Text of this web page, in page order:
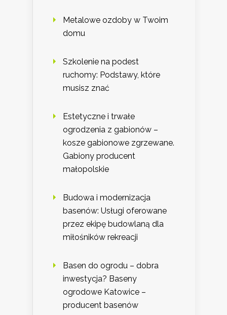
Metalowe ozdoby w Twoim
domu
Szkolenie na podest
ruchomy: Podstawy, które
musisz znać
Estetyczne i trwałe
ogrodzenia z gabionów –
kosze gabionowe zgrzewane.
Gabiony producent
małopolskie
Budowa i modernizacja
basenów: Usługi oferowane
przez ekipę budowlaną dla
miłośników rekreacji
Basen do ogrodu – dobra
inwestycja? Baseny
ogrodowe Katowice –
producent basenów